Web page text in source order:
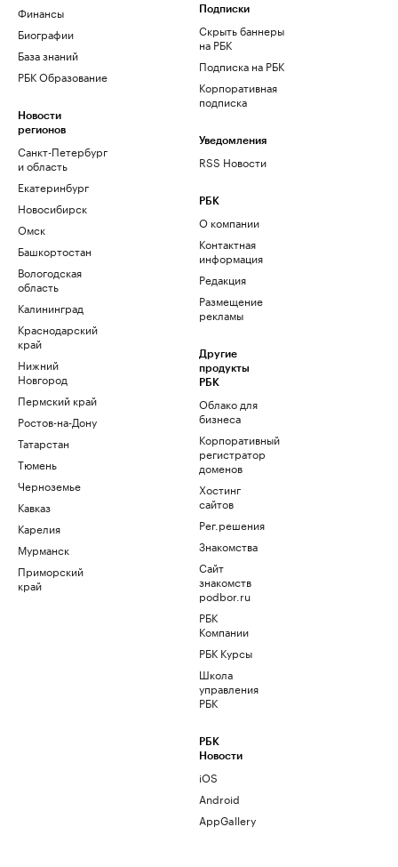
Финансы
Биографии
База знаний
РБК Образование
Новости
регионов
Санкт-Петербург
и область
Екатеринбург
Новосибирск
Омск
Башкортостан
Вологодская
область
Калининград
Краснодарский
край
Нижний
Новгород
Пермский край
Ростов-на-Дону
Татарстан
Тюмень
Черноземье
Кавказ
Карелия
Мурманск
Приморский
край
Подписки
Скрыть баннеры
на РБК
Подписка на РБК
Корпоративная
подписка
Уведомления
RSS Новости
РБК
О компании
Контактная
информация
Редакция
Размещение
рекламы
Другие
продукты
РБК
Облако для
бизнеса
Корпоративный
регистратор
доменов
Хостинг
сайтов
Рег.решения
Знакомства
Сайт
знакомств
podbor.ru
РБК
Компании
РБК Курсы
Школа
управления
РБК
РБК
Новости
iOS
Android
AppGallery